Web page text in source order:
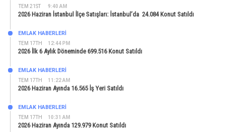
TEM 21ST 9:40 AM
2026 Haziran İstanbul İlçe Satışları: İstanbul’da 24.084 Konut Satıldı
TEM 17TH 12:44 PM
EMLAK HABERLERI
2026 İlk 6 Aylık Döneminde 699.516 Konut Satıldı
TEM 17TH 11:22 AM
EMLAK HABERLERI
2026 Haziran Ayında 16.565 İş Yeri Satıldı
TEM 17TH 10:31 AM
EMLAK HABERLERI
2026 Haziran Ayında 129.979 Konut Satıldı